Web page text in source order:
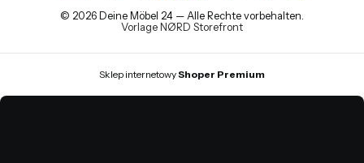
© 2026 Deine Möbel 24 — Alle Rechte vorbehalten.
Vorlage NØRD Storefront
Sklep internetowyShoper Premium